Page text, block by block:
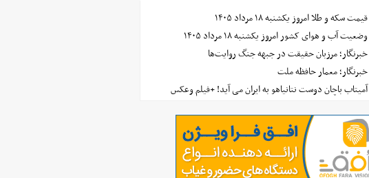
قیمت سکه و طلا امروز یکشنبه ۱۸ مرداد ۱۴۰۵
وضعیت آب و هوای کشور امروز یکشنبه ۱۸ مرداد ۱۴۰۵
خبرنگار؛ مرزبان حقیقت در جبهه جنگ روایت‌ها
خبرنگار؛ معمار حافظه ملت
آمیتاب باچان دوست نتانیاهو به ایران می آید! +فیلم وعکس